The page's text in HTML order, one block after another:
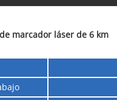
marcador láser de 6 km